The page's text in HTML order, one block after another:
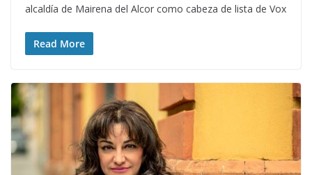
alcaldía de Mairena del Alcor como cabeza de lista de Vox
Read More